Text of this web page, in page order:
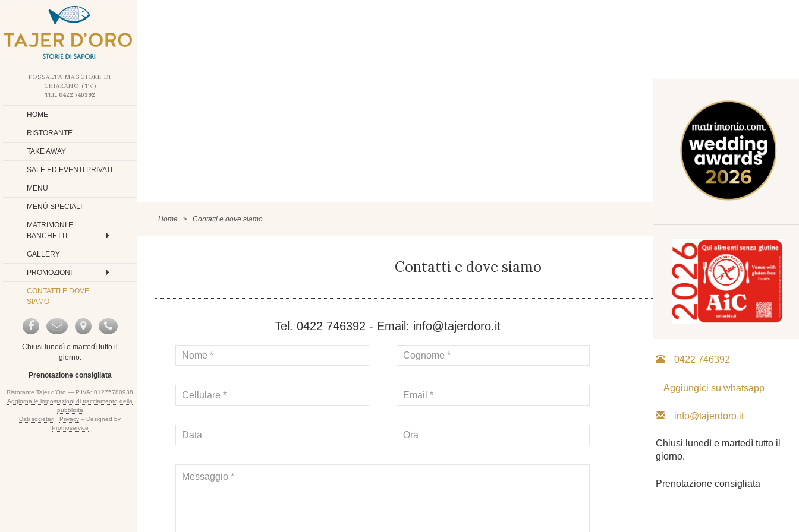
Home > Contatti e dove siamo
Contatti e dove siamo
Tel. 0422 746392 - Email: info@tajerdoro.it
Via Roma, 161, Fossalta
0422 746392
Aggiungici su whatsapp
info@tajerdoro.it
Chiusi lunedì e martedì tutto il
giorno.
Prenotazione consigliata
FOSSALTA MAGGIORE DI
CHIARANO ( TV)
TEL. 0422 746392
HOME
RISTORANTE
TAKE AWAY
SALE ED EVENTI PRIVATI
MENU
MENÙ SPECIALI
MATRIMONI E
BANCHETTI
GALLERY
PROMOZIONI
CONTATTI E DOVE
SIAMO
Chiusi lunedì e martedì tutto il
giorno.
Prenotazione consigliata
Ristorante Tajer d’Oro — P.IVA: 01275780938
Aggiorna le impostazioni di tracciamento della
pubblicità
Dati societari
Privacy – Designed by
Promoservice